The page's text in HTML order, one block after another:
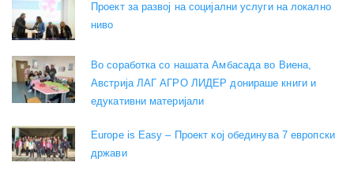
Проект за развој на социјални услуги на локално
ниво
Во соработка со нашата Амбасада во Виена,
Австрија ЛАГ АГРО ЛИДЕР донираше книги и
едукативни материјали
Europe is Easy – Проект кој обединува 7 европски
држави